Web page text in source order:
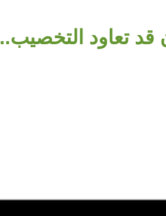
قد تعاود التخصيب..